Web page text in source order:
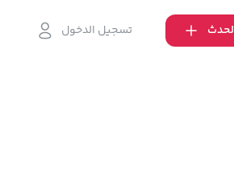
تسجيل الدخول